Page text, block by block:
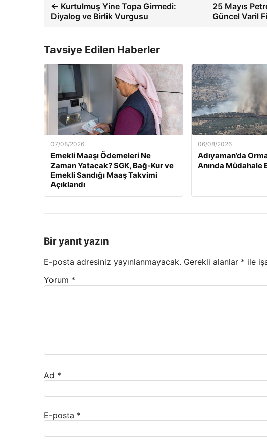
← Kurtulmuş Yine Topa Girmedi:
Diyalog ve Birlik Vurgusu
25 Mayıs
Güncel Varil
Tavsiye Edilen Haberler
07/08/2026
Emekli Maaşı Ödemeleri Ne
Zaman Yatacak? SGK, Bağ-Kur ve
Emekli Sandığı Maaş Takvimi
Açıklandı
06/08/2026
Adıyaman’da
Anında Müdahale
Bir yanıt yazın
E-posta adresiniz yayınlanmayacak. Gerekli alanlar * ile
Yorum *
Ad *
E-posta *